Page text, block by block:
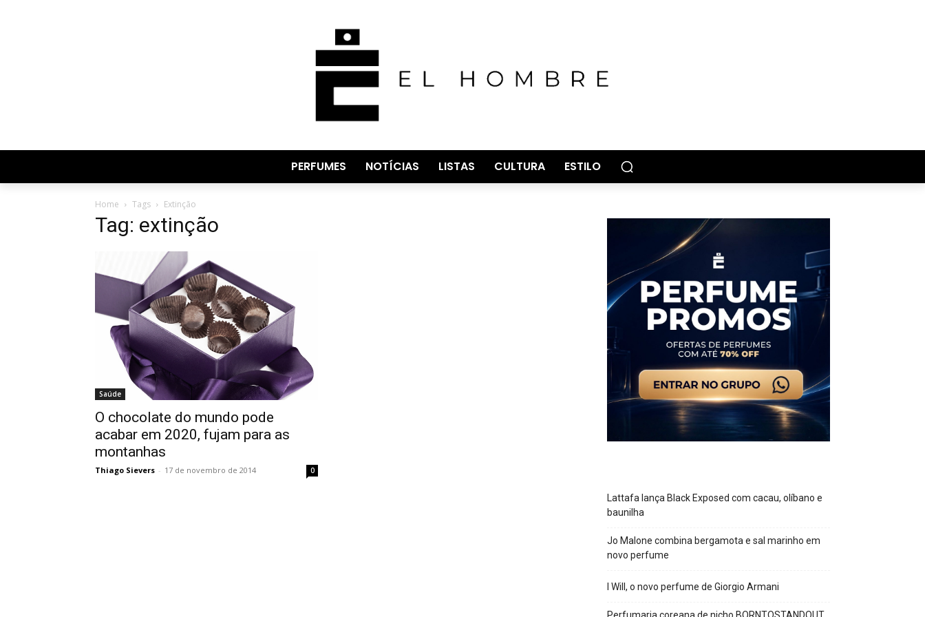
PERFUMES NOTÍCIAS LISTAS CULTURA ESTILO
Home Tags Extinção
Tag: extinção
Saúde
O chocolate do mundo pode
acabar em 2020, fujam para as
montanhas
Thiago Sievers - 17 de novembro de 2014 0
Lattafa lança Black Exposed com cacau, olíbano e
baunilha
Jo Malone combina bergamota e sal marinho em
novo perfume
I Will, o novo perfume de Giorgio Armani
Perfumaria coreana de nicho BORNTOSTANDOUT